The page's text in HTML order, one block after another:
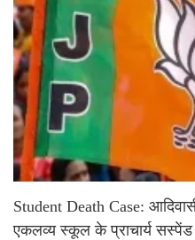
Student Death Case:
एकलव्य स्कूल के प्राचार्य सस्पेंड